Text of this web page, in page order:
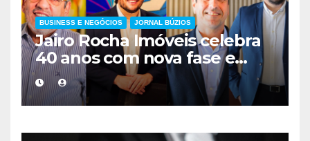
BUSINESS E NEGÓCIOS JORNAL BÚZIOS
Jairo Rocha Imóveis celebra
40 anos com nova fase e
compromisso renovado